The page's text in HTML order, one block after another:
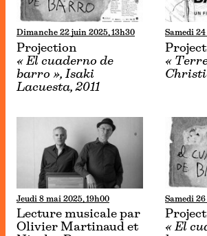
Dimanche 22 juin 2025, 13h30
Projection
« El cuaderno de
barro », Isaki
Lacuesta, 2011
Samedi
«
Jeudi 8 mai 2025, 19h00
Lecture musicale par
Olivier Martinaud et
Samedi
« El